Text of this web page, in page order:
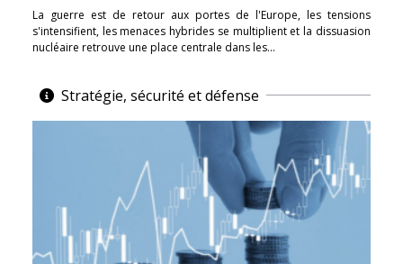
La guerre est de retour aux portes de l'Europe, les tensions
s'intensifient, les menaces hybrides se multiplient et la dissuasion
nucléaire retrouve une place centrale dans les...
Stratégie, sécurité et défense